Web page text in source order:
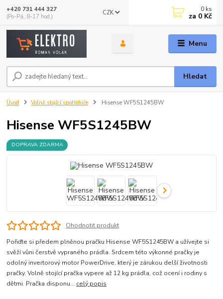
Menu
CZK
Hledat
+420 731 444 327
(Po-Pá, 8-17 hod.)
0 ks
za 0 Kč
Úvod Volně stojící spotřebiče Hisense WF5S1245BW
Hisense WF5S1245BW
DOPRAVA ZDARMA
Ohodnotit produkt
Pořiďte si předem plněnou pračku Hisense WF5S1245BW a užívejte si
svěží vůni čerstvě vypraného prádla. Srdcem této výkonné pračky je
odolný invertorový motor PowerDrive, který je zárukou delší životnosti
pračky. Volně stojící pračka vypere až 12 kg prádla, což ocení i rodiny s
dětmi. Pračka disponu... celý popis